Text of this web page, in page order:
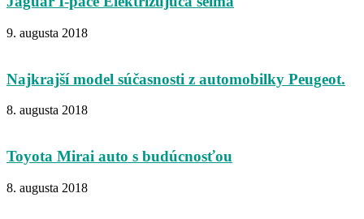
9. augusta 2018
Najkrajší model súčasnosti z automobilky Peugeot.
8. augusta 2018
Toyota Mirai auto s budúcnosťou
8. augusta 2018